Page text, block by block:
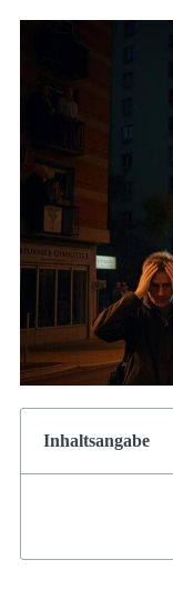
Inhaltsangabe